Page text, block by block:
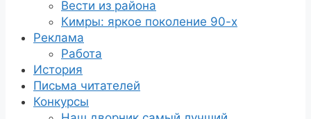
Вести из района
Кимры: яркое поколение 90-х
Реклама
Работа
История
Письма читателей
Конкурсы